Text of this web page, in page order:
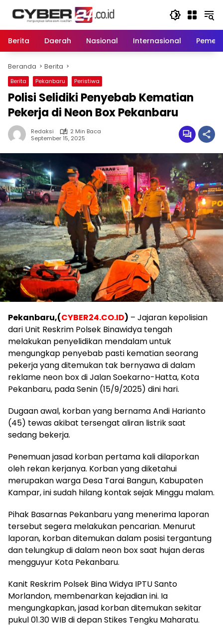
Berita
Daerah Nasional Internasional
Beranda Berita
Berita Pekanbaru Peristiwa
Polisi Selidiki Penyebab Kematian
Pekerja di Neon Box Pekanbaru
Redaksi
2 Min Baca
September 15, 2025
Pekanbaru,(CYBER24.CO.ID) – Jajaran kepolisian
dari Unit Reskrim Polsek Binawidya tengah
melakukan penyelidikan mendalam untuk
mengungkap penyebab pasti kematian seorang
pekerja yang ditemukan tak bernyawa di dalam
reklame neon box di Jalan Soekarno-Hatta, Kota
Pekanbaru, pada Senin (15/9/2025) dini hari.
Dugaan awal, korban yang bernama Andi Harianto
(45) tewas akibat tersengat aliran listrik saat
sedang bekerja.
Penemuan jasad korban pertama kali dilaporkan
oleh rekan kerjanya. Korban yang diketahui
merupakan warga Desa Tarai Bangun, Kabupaten
Kampar, ini sudah hilang kontak sejak Minggu malam.
Pihak Basarnas Pekanbaru yang menerima laporan
tersebut segera melakukan pencarian. Menurut
laporan, korban ditemukan dalam posisi tergantung
dan telungkup di dalam neon box saat hujan deras
mengguyur Kota Pekanbaru.
Kanit Reskrim Polsek Bina Widya IPTU Santo
Morlandon, membenarkan kejadian ini. Ia
mengungkapkan, jasad korban ditemukan sekitar
pukul 01.30 WIB di depan Stikes Tengku Maharatu.